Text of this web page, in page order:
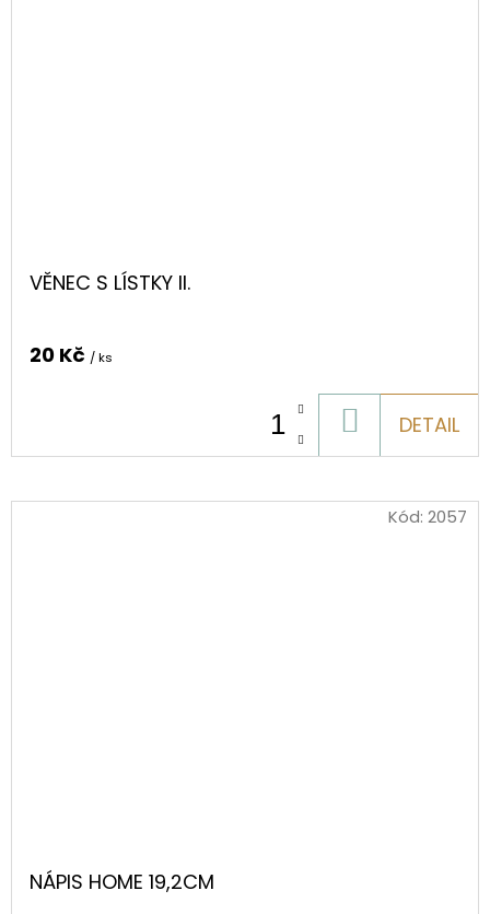
VĚNEC S LÍSTKY II.
20 Kč / ks
KOŠÍKU
DETAIL
NÁPIS HOME 19,2CM
Kód: 2057